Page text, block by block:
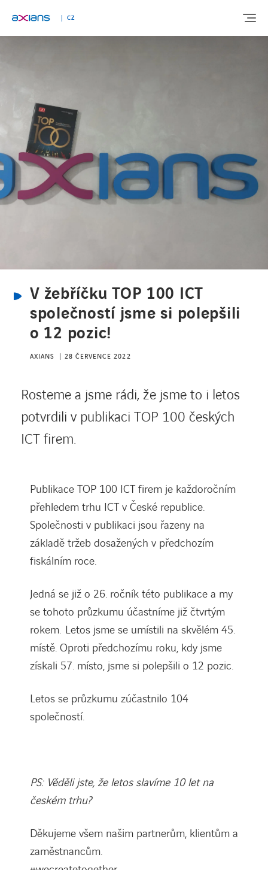
CZ
NAŠE ŘEŠENÍ
ODVĚTVÍ
AKTUALITY
KARIÉRA
KONTAKT
Vstup pro zákazníky
Požadavek na HW servis
V žebříčku TOP 100 ICT
společností jsme si polepšili
o 12 pozic!
AXIANS 28 ČERVENCE 2022
Rosteme a jsme rádi, že jsme to i letos
potvrdili v publikaci TOP 100 českých
ICT firem.
Publikace TOP 100 ICT firem je každoročním
přehledem trhu ICT v České republice.
Společnosti v publikaci jsou řazeny na
základě tržeb dosažených v předchozím
fiskálním roce.
Jedná se již o 26. ročník této publikace a my
se tohoto průzkumu účastníme již čtvrtým
rokem. Letos jsme se umístili na skvělém 45.
místě. Oproti předchozímu roku, kdy jsme
získali 57. místo, jsme si polepšili o 12 pozic.
Letos se průzkumu zúčastnilo 104
společností.
PS: Věděli jste, že letos slavíme 10 let na
českém trhu?
Děkujeme všem našim partnerům, klientům a
zaměstnancům.